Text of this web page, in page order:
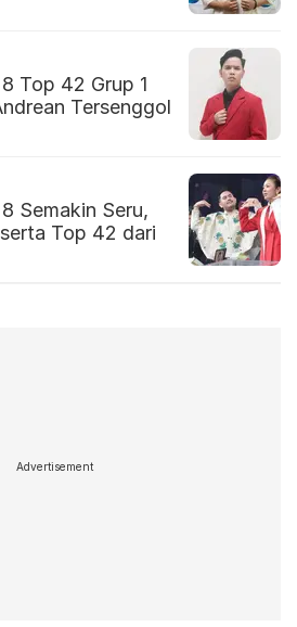
Top 42 Grup 1
Tersenggol
Semakin Seru,
Top 42 dari
Advertisement